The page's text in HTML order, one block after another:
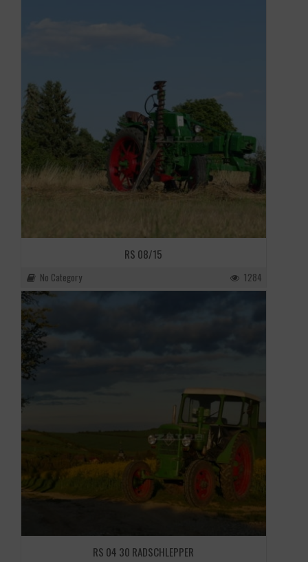
RS 08/15
No Category 1284
RS 04 30 RADSCHLEPPER